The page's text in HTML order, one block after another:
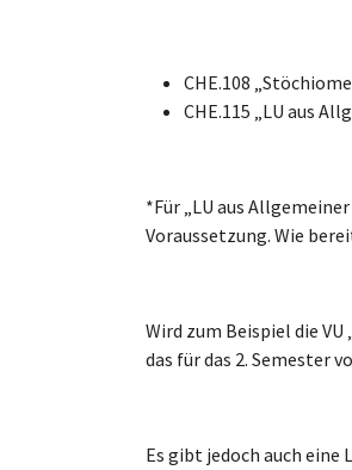
CHE.108
CHE.115 „LU aus
*Für „LU aus
Voraussetzung. Wie
Wird zum Beispiel die
das für das 2. Semester
Es gibt jedoch auch eine